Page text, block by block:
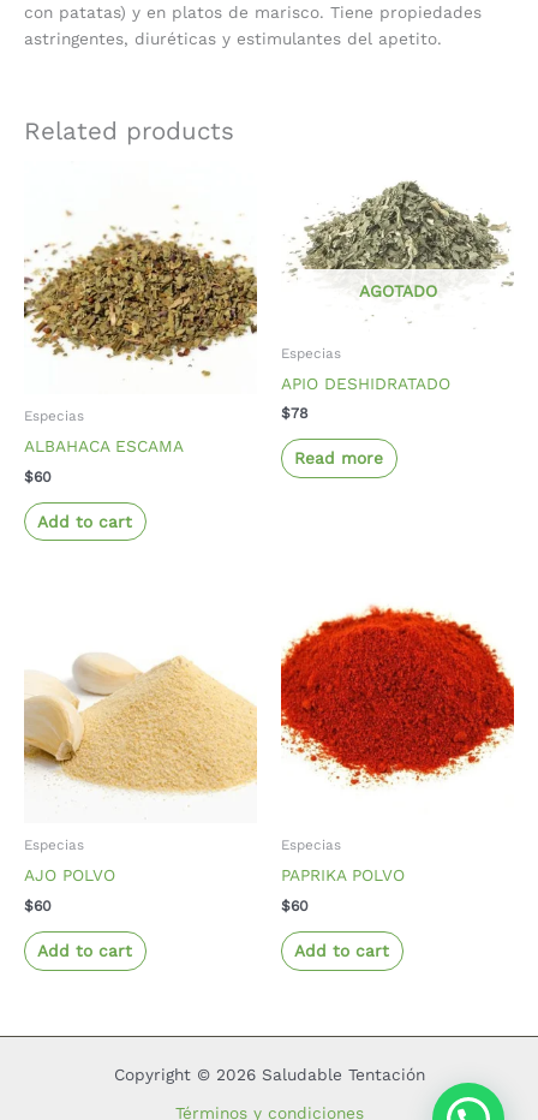
con patatas) y en platos de marisco. Tiene propiedades
astringentes, diuréticas y estimulantes del apetito.
Related products
Especias
ALBAHACA ESCAMA
$60
Add to cart
AGOTADO
Especias
APIO DESHIDRATADO
$78
Read more
Especias
AJO POLVO
$60
Add to cart
Especias
PAPRIKA POLVO
$60
Add to cart
Copyright © 2026 Saludable Tentación
Términos y condiciones